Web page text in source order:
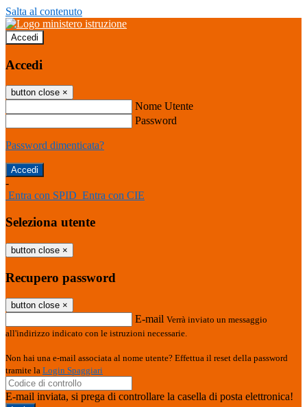
Salta al contenuto
Accedi
Accedi
button close ×
Nome Utente
Password
Password dimenticata?
-
Entra con SPID Entra con CIE
Seleziona utente
button close ×
Recupero password
button close ×
E-mail Verrà inviato un messaggio
all'indirizzo indicato con le istruzioni necessarie.
Non hai una e-mail associata al nome utente? Effettua il reset della password
tramite la Login Spaggiari
E-mail inviata, si prega di controllare la casella di posta elettronica!